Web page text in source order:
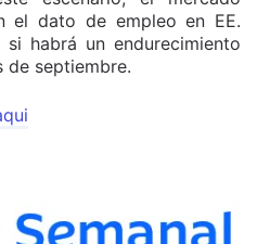
el dato de empleo en EE.
habrá un endurecimiento
de septiembre.